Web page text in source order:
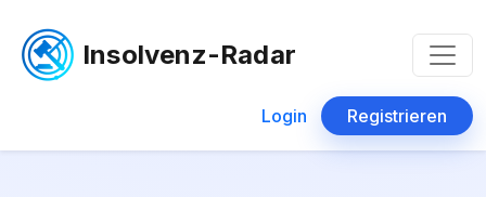
Insolvenz-Radar
Login Registrieren